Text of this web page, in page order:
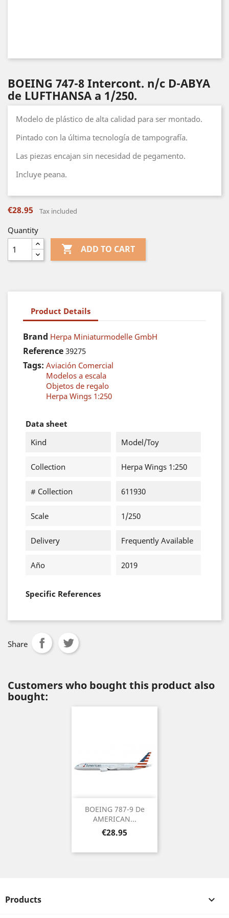
BOEING 747-8 Intercont. n/c D-ABYA
de LUFTHANSA a 1/250.
Modelo de plástico de alta calidad para ser montado.
Pintado con la última tecnología de tampografía.
Las piezas encajan sin necesidad de pegamento.
Incluye peana.
€28.95 Tax included
Quantity
 ADD TO CART
Product Details
Brand Herpa Miniaturmodelle GmbH
Reference 39275
Tags: Aviación Comercial
Modelos a escala
Objetos de regalo
Herpa Wings 1:250
Data sheet
Kind
Model/Toy
Collection Herpa Wings 1:250
# Collection 611930
Scale 1/250
Delivery Frequently Available
Año 2019
Specific References
Share
Customers who bought this product also
bought:
BOEING 787-9 De
AMERICAN...
Price
€28.95
Products 